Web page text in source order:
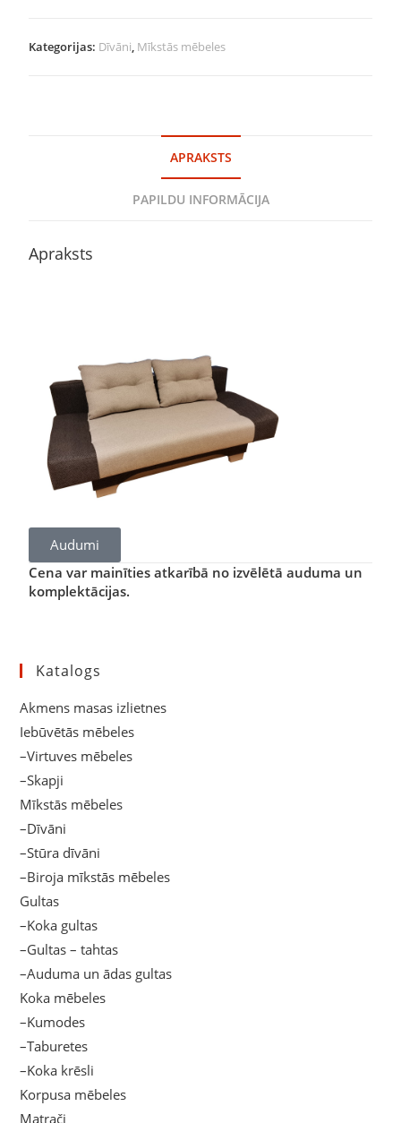
Kategorijas: Dīvāni, Mīkstās mēbeles
APRAKSTS
PAPILDU INFORMĀCIJA
Apraksts
Audumi
Cena var mainīties atkarībā no izvēlētā auduma un
komplektācijas.
Katalogs
Akmens masas izlietnes
Iebūvētās mēbeles
–Virtuves mēbeles
–Skapji
Mīkstās mēbeles
–Dīvāni
–Stūra dīvāni
–Biroja mīkstās mēbeles
Gultas
–Koka gultas
–Gultas – tahtas
–Auduma un ādas gultas
Koka mēbeles
–Kumodes
–Taburetes
–Koka krēsli
Korpusa mēbeles
Matrači